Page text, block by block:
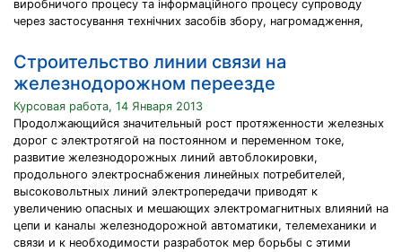
виробничого процесу та інформаційного процесу супроводу
через застосування технічних засобів збору, нагромадження,
Строительство линии связи на
железнодорожном переезде
Курсовая работа, 14 Января 2013
Продолжающийся значительный рост протяженности железных
дорог с электротягой на постоянном и переменном токе,
развитие железнодорожных линий автоблокировки,
продольного электроснабжения линейных потребителей,
высоковольтных линий электропередачи приводят к
увеличению опасных и мешающих электромагнитных влияний на
цепи и каналы железнодорожной автоматики, телемеханики и
связи и к необходимости разработок мер борьбы с этими